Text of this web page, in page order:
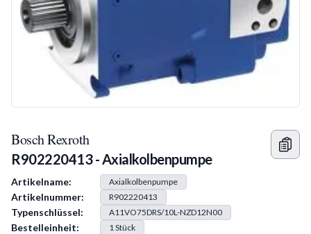
Bosch Rexroth
R902220413 - Axialkolbenpumpe
Produkt Information
Artikelname: Axialkolbenpumpe
Artikelnummer: R902220413
Typenschlüssel: A11VO75DRS/10L-NZD12N00
Bestelleinheit: 1 Stück